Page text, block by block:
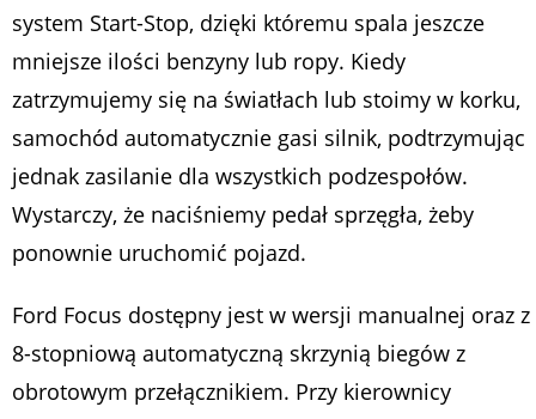
system Start-Stop, dzięki któremu spala jeszcze
mniejsze ilości benzyny lub ropy. Kiedy
zatrzymujemy się na światłach lub stoimy w korku,
samochód automatycznie gasi silnik, podtrzymując
jednak zasilanie dla wszystkich podzespołów.
Wystarczy, że naciśniemy pedał sprzęgła, żeby
ponownie uruchomić pojazd.
Ford Focus dostępny jest w wersji manualnej oraz z
8-stopniową automatyczną skrzynią biegów z
obrotowym przełącznikiem. Przy kierownicy